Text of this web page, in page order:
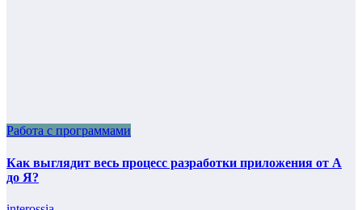
Работа с программами
Как выглядит весь процесс разработки приложения от А
до Я?